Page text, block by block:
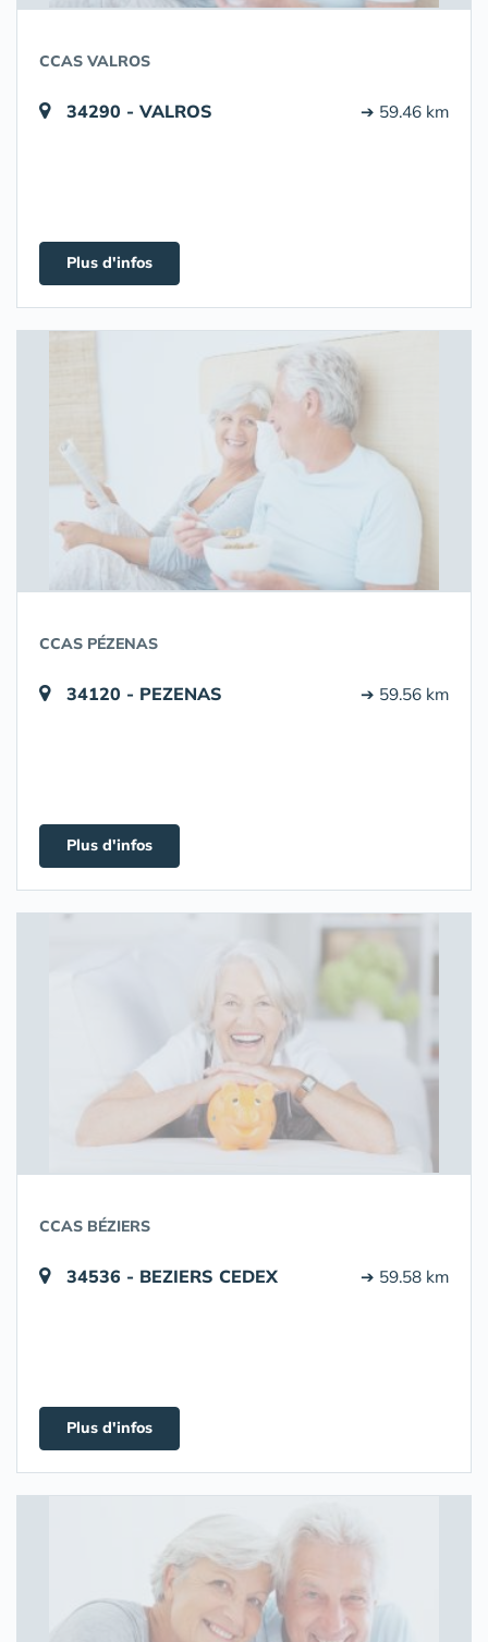
CCAS VALROS
34290 - VALROS ➔ 59.46 km
Plus d'infos
CCAS PÉZENAS
34120 - PEZENAS ➔ 59.56 km
Plus d'infos
CCAS BÉZIERS
34536 - BEZIERS CEDEX ➔ 59.58 km
Plus d'infos